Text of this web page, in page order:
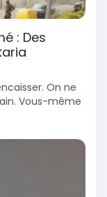
: Des
On ne
Vous-même